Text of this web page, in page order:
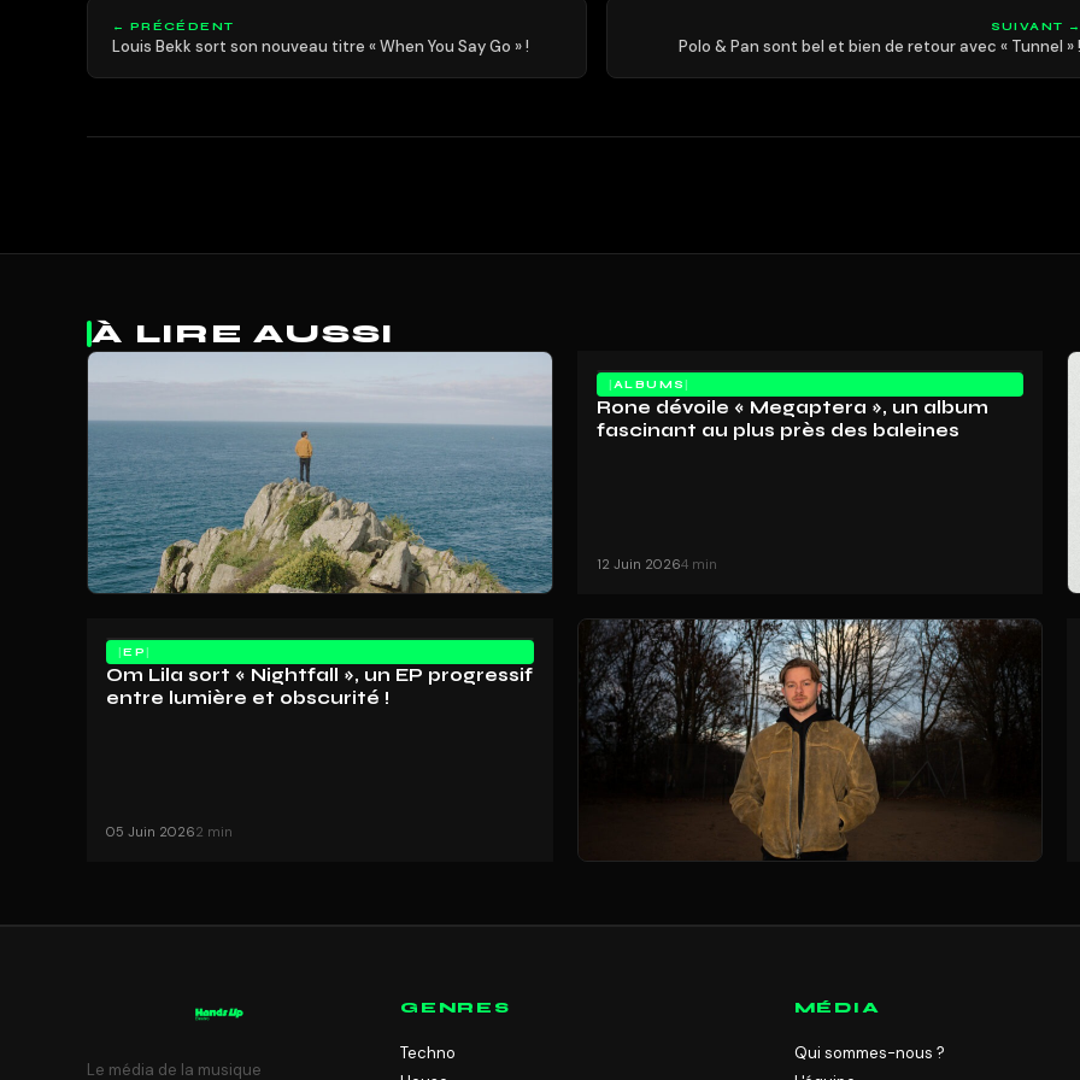
← PRÉCÉDENT
Louis Bekk sort son nouveau titre « When You Say Go » !
SUIVANT
Polo & Pan sont bel et bien de retour avec « Tunnel »
À LIRE AUSSI
ALBUMS
Rone dévoile « Megaptera », un album
fascinant au plus près des baleines
12 Juin 20264 min
EP
Om Lila sort « Nightfall », un EP progressif
entre lumière et obscurité !
05 Juin 20262 min
Le média de la musique
GENRES
Techno
MÉDIA
Qui sommes-nous ?